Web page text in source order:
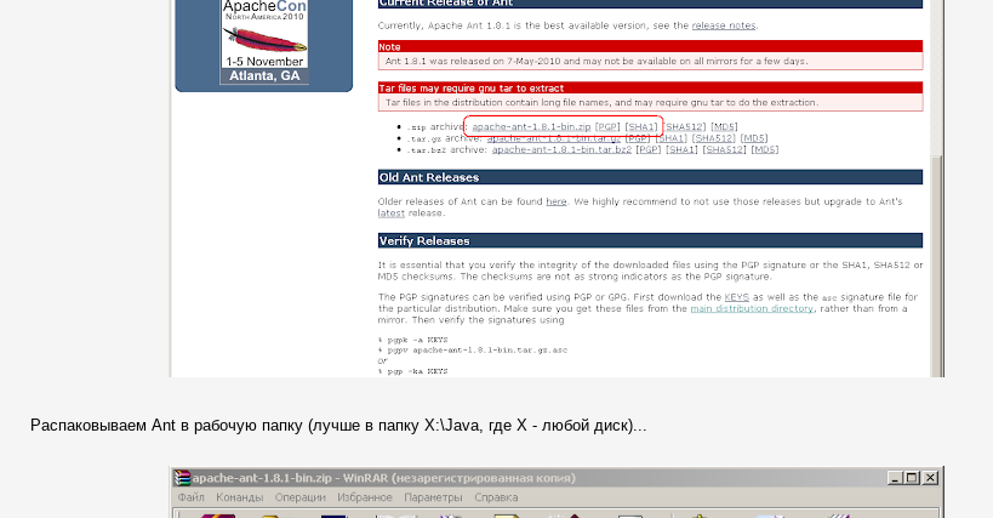
Распаковываем Ant в рабочую папку (лучше в папку X:\Java, где X - любой диск)...